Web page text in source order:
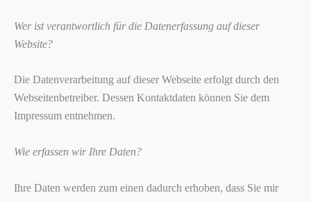
Wer ist verantwortlich für die Datenerfassung auf dieser
Website?
Die Datenverarbeitung auf dieser Webseite erfolgt durch den
Webseitenbetreiber. Dessen Kontaktdaten können Sie dem
Impressum entnehmen.
Wie erfassen wir Ihre Daten?
Ihre Daten werden zum einen dadurch erhoben, dass Sie mir